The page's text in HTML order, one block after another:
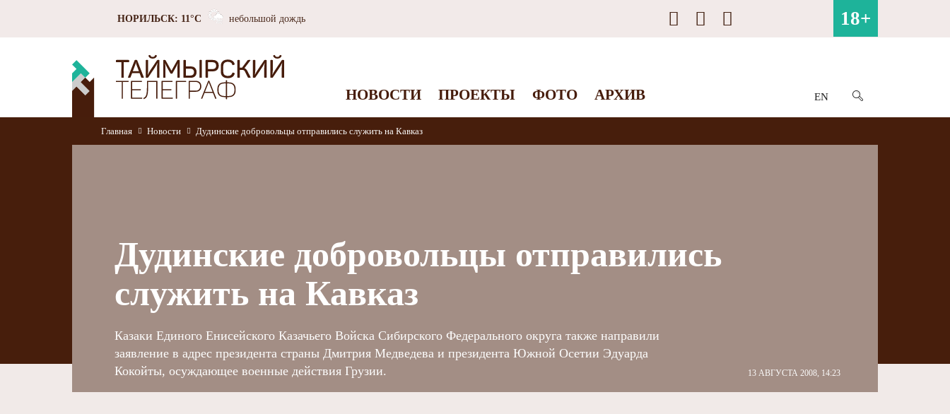
НОРИЛЬСК: 11°C небольшой дождь 18+
НОВОСТИ ПРОЕКТЫ ФОТО АРХИВ EN
Главная Новости Дудинские добровольцы отправились служить на Кавказ
Дудинские добровольцы отправились
служить на Кавказ
13 АВГУСТА 2008, 14:23
Казаки Единого Енисейского Казачьего Войска Сибирского Федерального округа также направили
заявление в адрес президента страны Дмитрия Медведева и президента Южной Осетии Эдуарда
Кокойты, осуждающее военные действия Грузии.